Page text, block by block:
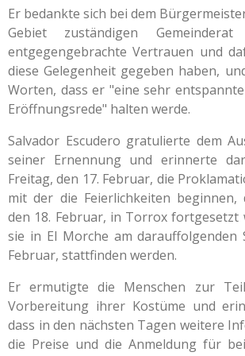
Er bedankte sich bei dem
Gebiet zuständigen
entgegengebrachte Vertrauen und
diese Gelegenheit gegeben haben,
Worten, dass er "eine sehr
Eröffnungsrede" halten werde.
Salvador Escudero gratulierte dem
seiner Ernennung und erinnerte
Freitag, den 17. Februar, die
mit der die Feierlichkeiten beginnen,
den 18. Februar, in Torrox fortgesetzt
sie in El Morche am darauffolgenden
Februar, stattfinden werden.
Er ermutigte die Menschen zur
Vorbereitung ihrer Kostüme und
dass in den nächsten Tagen weitere
die Preise und die Anmeldung für